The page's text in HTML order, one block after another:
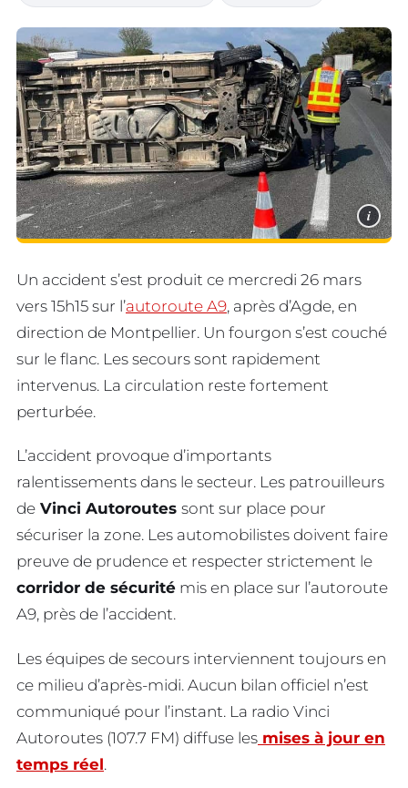
i
Un accident s’est produit ce mercredi 26 mars
vers 15h15 sur l’autoroute A9, après d’Agde, en
direction de Montpellier. Un fourgon s’est couché
sur le flanc. Les secours sont rapidement
intervenus. La circulation reste fortement
perturbée.
L’accident provoque d’importants
ralentissements dans le secteur. Les patrouilleurs
de Vinci Autoroutes sont sur place pour
sécuriser la zone. Les automobilistes doivent faire
preuve de prudence et respecter strictement le
corridor de sécurité mis en place sur l’autoroute
A9, près de l’accident.
Les équipes de secours interviennent toujours en
ce milieu d’après-midi. Aucun bilan officiel n’est
communiqué pour l’instant. La radio Vinci
Autoroutes (107.7 FM) diffuse les mises à jour en
temps réel.